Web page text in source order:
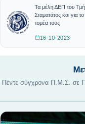
Τα μέλη ΔΕΠ του
Σταματάτος και για
τομέα τους
16-10-2023
Πέντε σύγχρονα Π.Μ.Σ. σε